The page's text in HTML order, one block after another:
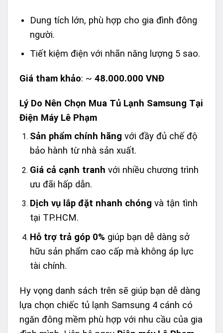
Dung tích lớn, phù hợp cho gia đình đông
người.
Tiết kiệm điện với nhãn năng lượng 5 sao.
Giá tham khảo: ~ 48.000.000 VNĐ
Lý Do Nên Chọn Mua Tủ Lạnh Samsung Tại
Điện Máy Lê Phạm
Sản phẩm chính hãng với đầy đủ chế độ
bảo hành từ nhà sản xuất.
Giá cả cạnh tranh với nhiều chương trình
ưu đãi hấp dẫn.
Dịch vụ lắp đặt nhanh chóng và tận tình
tại TP.HCM.
Hỗ trợ trả góp 0% giúp bạn dễ dàng sở
hữu sản phẩm cao cấp mà không áp lực
tài chính.
Hy vọng danh sách trên sẽ giúp bạn dễ dàng
lựa chọn chiếc tủ lạnh Samsung 4 cánh có
ngăn đông mềm phù hợp với nhu cầu của gia